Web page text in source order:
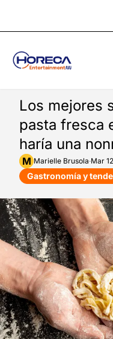
Los mejores
pasta fresca
haría una
M Marielle Brusola·Mar
Gastronomía y